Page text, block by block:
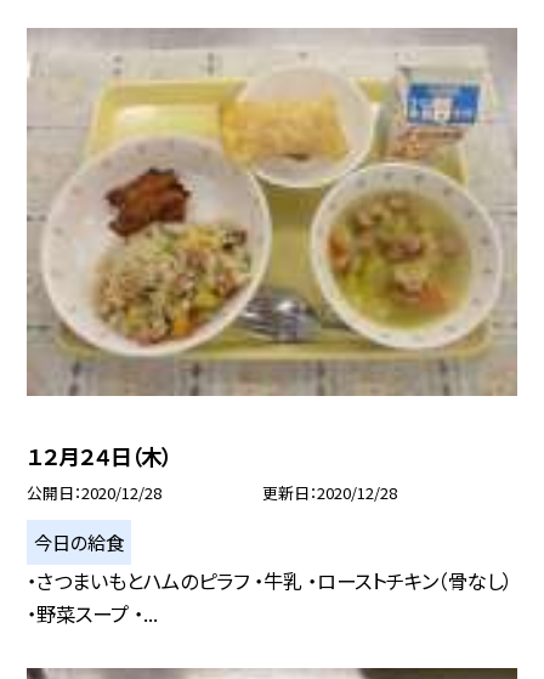
１２月２４日（木）
公開日 2020/12/28 更新日 2020/12/28
今日の給食
・さつまいもとハムのピラフ ・牛乳 ・ローストチキン（骨なし）
・野菜スープ ・...